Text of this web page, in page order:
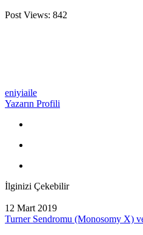
Post Views: 842
eniyiaile
Yazarın Profili
İlginizi Çekebilir
12 Mart 2019
Turner Sendromu (Monosomy X)